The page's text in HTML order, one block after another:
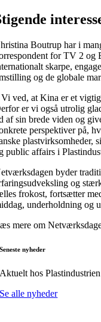
Boutrup har i
for TV 2 og
skarpe,
og de globale
ved, at Kina er et
er vi også utrolig
af sin brede viden og
perspektiver på,
plastvirksomheder,
public affairs i
byder
og
frokost, fortsætter
underholdning og
mere om
Seneste nyheder
Aktuelt hos Plastindustrien
Se alle nyheder